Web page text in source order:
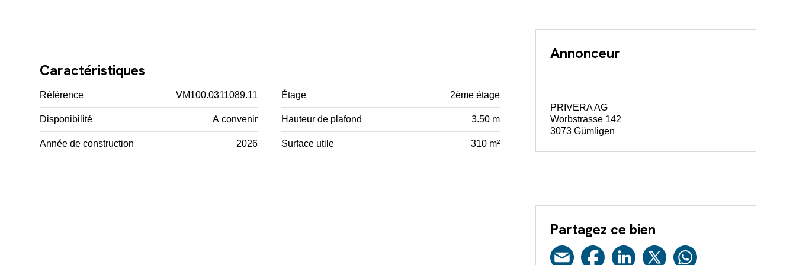
Caractéristiques
Référence VM100.0311089.11
Disponibilité A convenir
Année de construction 2026
Étage 2ème étage
Hauteur de plafond 3.50 m
Surface utile 310 m²
Annonceur
PRIVERA AG
Worbstrasse 142
3073 Gümligen
Partagez ce bien